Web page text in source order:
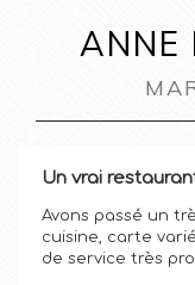
ANNE
Un vrai
Avons passé un
cuisine, carte
de service très